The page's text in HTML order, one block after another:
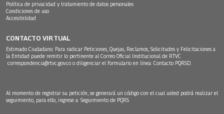
Política de privacidad y tratamiento de datos personales
Condiciones de uso
Accesibilidad
CONTACTO VIRTUAL
Estimado Ciudadano: Para radicar Peticiones, Quejas, Reclamos, Solicitudes y Felicitaciones a
la Entidad puede remitir lo pertinente al Correo Oficial Institucional de RTVC
correspondencia@rtvc.gov.co o diligenciar el formulario en línea: Contacto PQRSD.
Al momento de registrar su petición, se generará un código con el cual usted podrá realizar el
seguimiento, para ello, ingrese a: Seguimiento de PQRS